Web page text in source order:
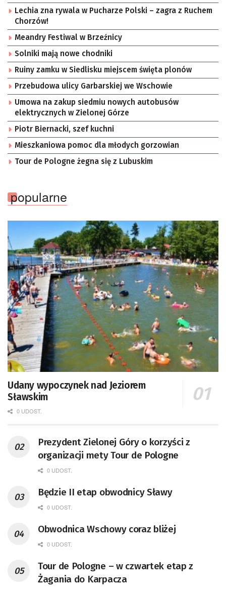
Lechia zna rywala w Pucharze Polski – zagra z Ruchem
Chorzów!
Meandry Festiwal w Brzeźnicy
Solniki mają nowe chodniki
Ruiny zamku w Siedlisku miejscem święta plonów
Przebudowa ulicy Garbarskiej we Wschowie
Umowa na zakup siedmiu nowych autobusów
elektrycznych w Zielonej Górze
Piotr Biernacki, szef kuchni
Mieszkaniowa pomoc dla młodych gorzowian
Tour de Pologne żegna się z Lubuskim
popularne
Udany wypoczynek nad Jeziorem
Sławskim
0 UDOST.
Prezydent Zielonej Góry o korzyści z
organizacji mety Tour de Pologne
0 UDOST.
Będzie II etap obwodnicy Sławy
0 UDOST.
Obwodnica Wschowy coraz bliżej
0 UDOST.
Tour de Pologne – w czwartek etap z
Żagania do Karpacza